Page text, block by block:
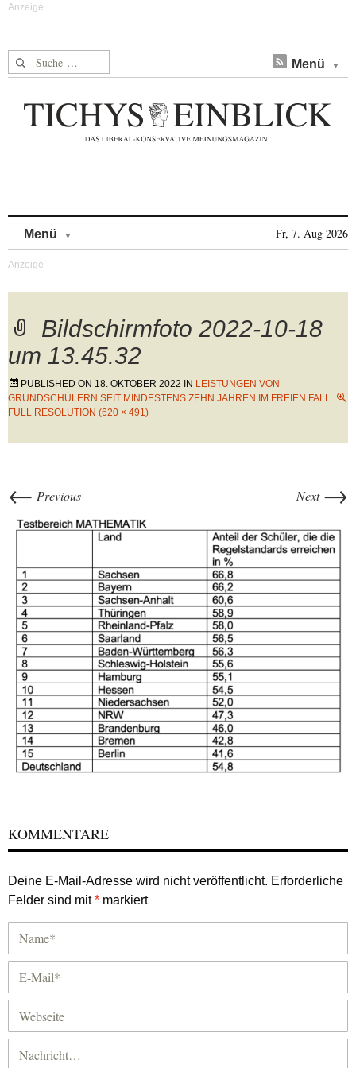
Suche nach: Menü
Menü Fr, 7. Aug 2026
Bildschirmfoto 2022-10-18
um 13.45.32
PUBLISHED ON 18. OKTOBER 2022 IN LEISTUNGEN VON
GRUNDSCHÜLERN SEIT MINDESTENS ZEHN JAHREN IM FREIEN FALL
FULL RESOLUTION (620 × 491)
← Previous Next →
KOMMENTARE
Deine E-Mail-Adresse wird nicht veröffentlicht. Erforderliche
Felder sind mit* markiert